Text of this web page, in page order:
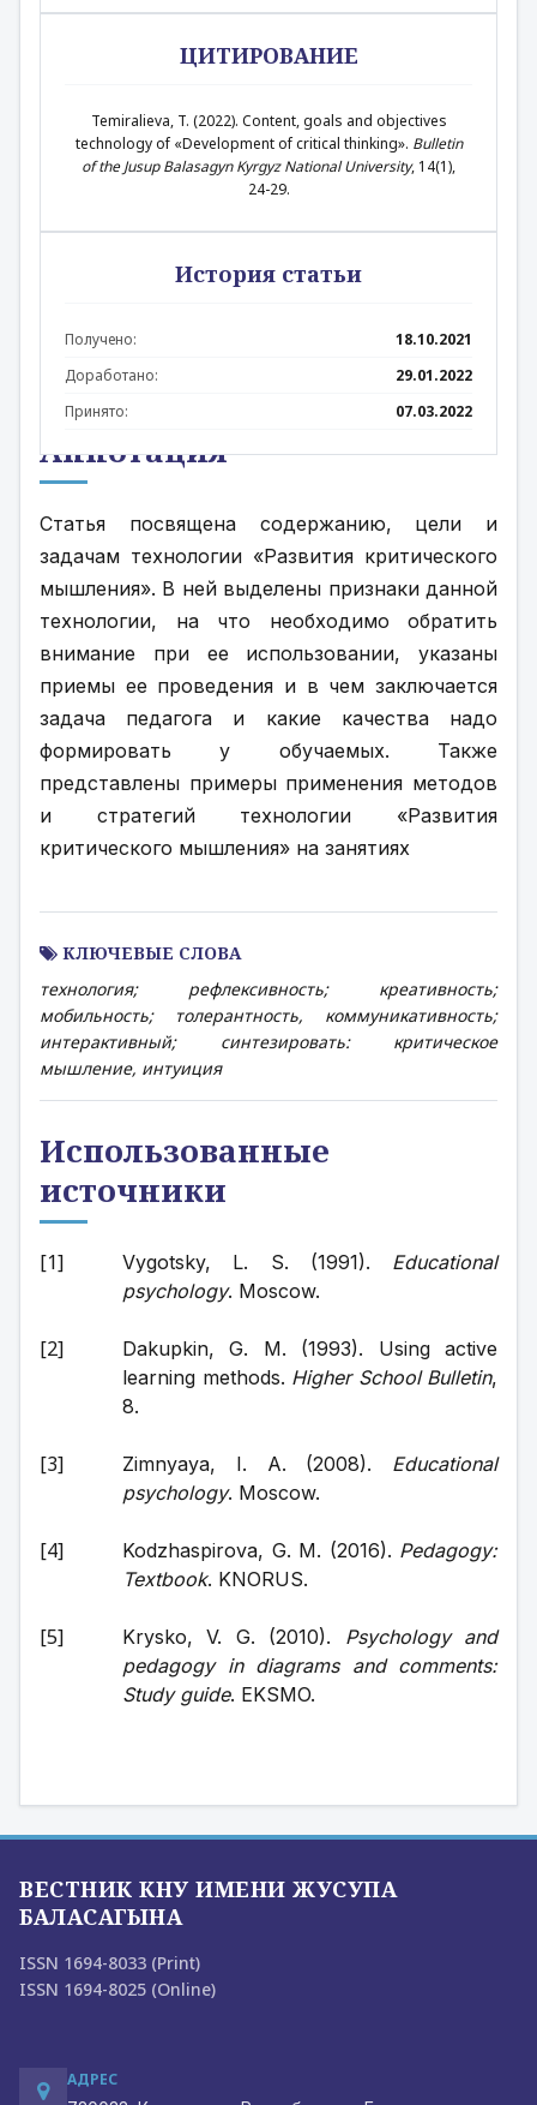
Аннотация
Статья посвящена содержанию, цели и
задачам технологии «Развития критического
мышления». В ней выделены признаки данной
технологии, на что необходимо обратить
внимание при ее использовании, указаны
приемы ее проведения и в чем заключается
задача педагога и какие качества надо
формировать у обучаемых. Также
представлены примеры применения методов
и стратегий технологии «Развития
критического мышления» на занятиях
КЛЮЧЕВЫЕ СЛОВА
технология; рефлексивность; креативность;
мобильность; толерантность, коммуникативность;
интерактивный; синтезировать: критическое
мышление, интуиция
Использованные
источники
Vygotsky, L. S. (1991). Educational
psychology. Moscow.
Dakupkin, G. M. (1993). Using active
learning methods. Higher School Bulletin,
8.
Zimnyaya, I. A. (2008). Educational
psychology. Moscow.
Kodzhaspirova, G. M. (2016). Pedagogy:
Textbook. KNORUS.
Krysko, V. G. (2010). Psychology and
pedagogy in diagrams and comments:
Study guide. EKSMO.
ЦИТИРОВАНИЕ
Temiralieva, T. (2022). Content, goals and objectives
technology of «Development of critical thinking». Bulletin
of the Jusup Balasagyn Kyrgyz National University, 14(1),
24-29.
История статьи
Получено:
18.10.2021
Доработано:
29.01.2022
Принято:
07.03.2022
ВЕСТНИК КНУ ИМЕНИ ЖУСУПА
БАЛАСАГЫНА
ISSN 1694-8033 (Print)
ISSN 1694-8025 (Online)
АДРЕС